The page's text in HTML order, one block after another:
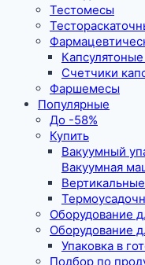
Тестомесы
Счетчики
Фаршемесы
Популярные
До -58%
Купить
Вакуумный
Вакуумная
Оборудование
Оборудование
Упаковка в
Подбор по